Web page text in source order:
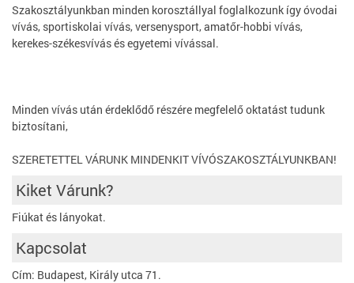
Szakosztályunkban minden korosztállyal foglalkozunk így óvodai
vívás, sportiskolai vívás, versenysport, amatőr-hobbi vívás,
kerekes-székesvívás és egyetemi vívással.
Minden vívás után érdeklődő részére megfelelő oktatást tudunk
biztosítani,
SZERETETTEL VÁRUNK MINDENKIT VÍVÓSZAKOSZTÁLYUNKBAN!
Kiket Várunk?
Fiúkat és lányokat.
Kapcsolat
Cím: Budapest, Király utca 71.